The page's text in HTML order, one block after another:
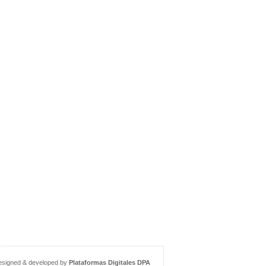
& developed by Plataformas Digitales DPA